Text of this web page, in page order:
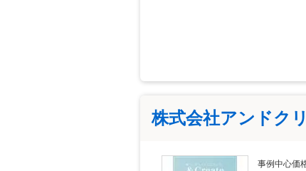
株式会社アンドク
事例中心価